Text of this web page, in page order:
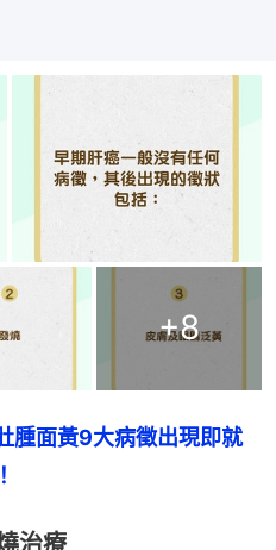
+8
腫面黃9大病徵出現即就
治療